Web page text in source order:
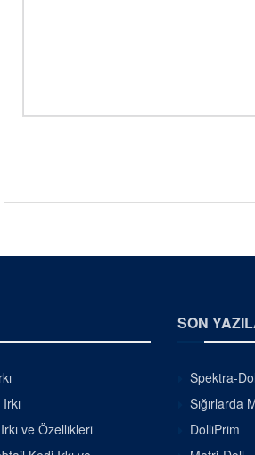
ve Özellikleri
SON
Spektra-
Sığırlarda
DolliPrim